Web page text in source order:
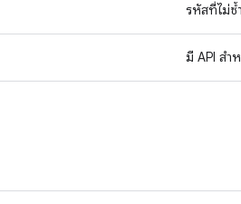
รหัสที่ไม่
มี API สํา